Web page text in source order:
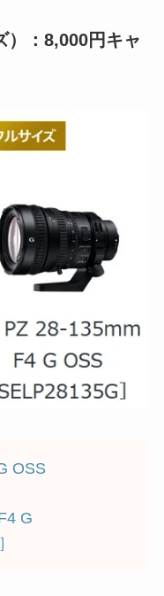
）：8,000円キャ
OSS
G